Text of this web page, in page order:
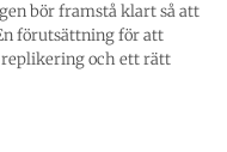
bör framstå klart så att
förutsättning för att
och ett rätt